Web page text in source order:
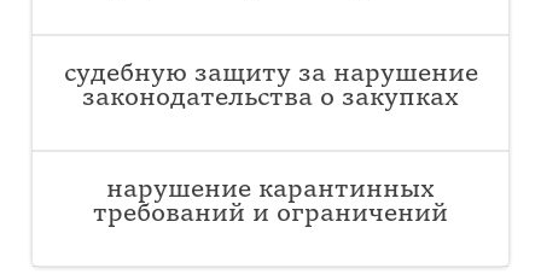
судебную защиту за нарушение
законодательства о закупках
нарушение карантинных
требований и ограничений